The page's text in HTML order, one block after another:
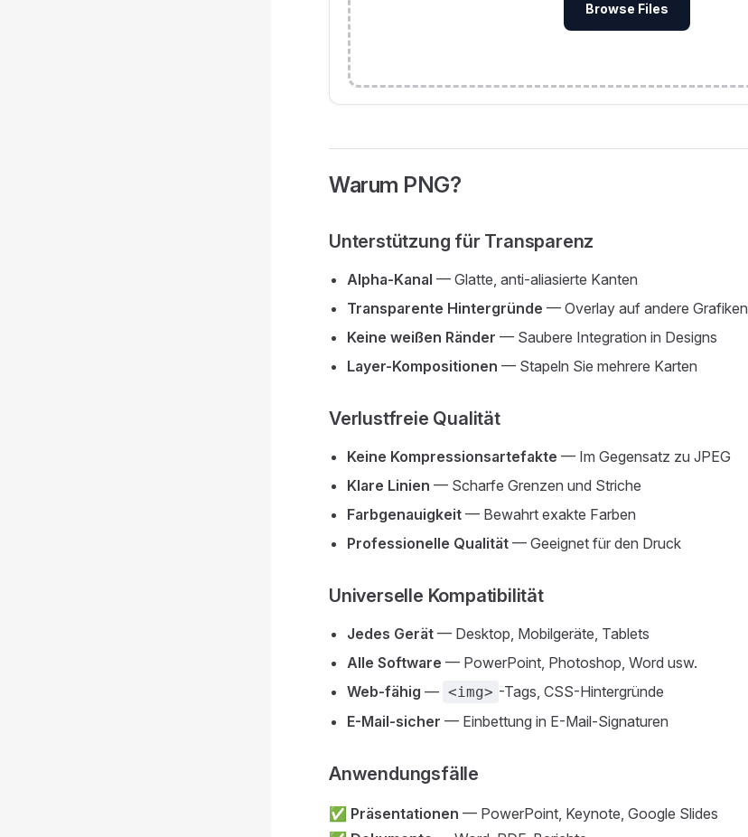
Browse Files
Warum PNG?
Unterstützung für Transparenz
Alpha-Kanal — Glatte, anti-aliasierte Kanten
Transparente Hintergründe — Overlay auf andere Grafiken
Keine weißen Ränder — Saubere Integration in Designs
Layer-Kompositionen — Stapeln Sie mehrere Karten
Verlustfreie Qualität
Keine Kompressionsartefakte — Im Gegensatz zu JPEG
Klare Linien — Scharfe Grenzen und Striche
Farbgenauigkeit — Bewahrt exakte Farben
Professionelle Qualität — Geeignet für den Druck
Universelle Kompatibilität
Jedes Gerät — Desktop, Mobilgeräte, Tablets
Alle Software — PowerPoint, Photoshop, Word usw.
Web-fähig — <img> -Tags, CSS-Hintergründe
E-Mail-sicher — Einbettung in E-Mail-Signaturen
Anwendungsfälle
✅ Präsentationen — PowerPoint, Keynote, Google Slides